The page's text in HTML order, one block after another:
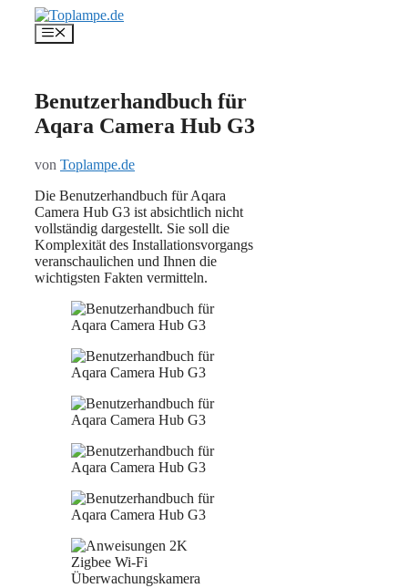
Inhalt
springen
Menü
Benutzerhandbuch für
Aqara Camera Hub G3
von Toplampe.de
Die Benutzerhandbuch für Aqara
Camera Hub G3 ist absichtlich nicht
vollständig dargestellt. Sie soll die
Komplexität des Installationsvorgangs
veranschaulichen und Ihnen die
wichtigsten Fakten vermitteln.